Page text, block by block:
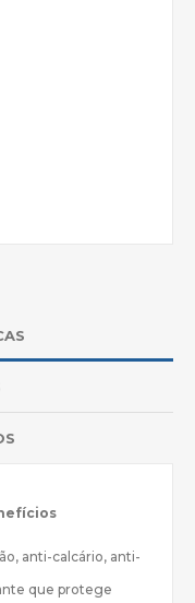
anti-calcário, anti-
que protege